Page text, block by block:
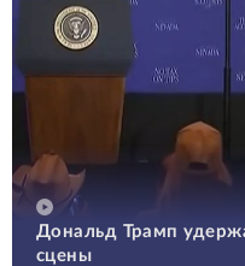
Дональд Трамп
сцены